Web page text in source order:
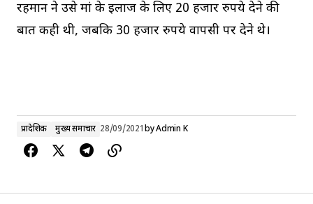
रहमान ने उसे मां के इलाज के लिए 20 हजार रुपये देने की
बात कही थी, जबकि 30 हजार रुपये वापसी पर देने थे।
प्रादेशिक मुख्य समाचार 28/09/2021byAdmin K